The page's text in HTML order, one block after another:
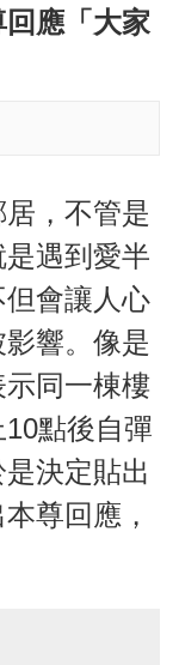
u
t
應「大家
，不管是
遇到愛半
會讓人心
響。像是
同一棟樓
點後自彈
決定貼出
尊回應，